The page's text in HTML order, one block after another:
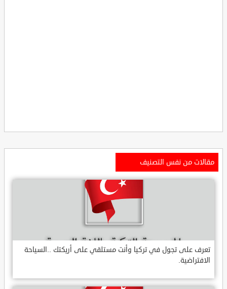
مقالات من نفس التصنيف
تعرف على تجول في تركيا وأنت مستلقي على أريكتك ..السياحة
الافتراضية.